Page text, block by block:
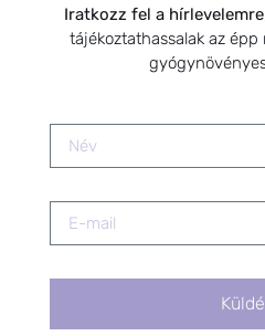
Hozzájárulok, hogy az
Adatkezelési
foglaltak szerint a
A hírlevélről bármikor
leiratkozhatsz a levél alján
linkre kattintva.
Iratkozz fel a hírlevelemre
tájékoztathassalak az